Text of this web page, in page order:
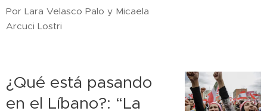
Por Lara Velasco Palo y Micaela
Arcuci Lostri
¿Qué está pasando
en el Líbano?: “La